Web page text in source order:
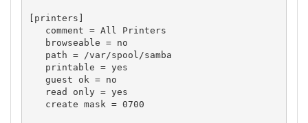
[printers]
   comment = All Printers
   browseable = no
   path = /var/spool/samba
   printable = yes
   guest ok = no
   read only = yes
   create mask = 0700